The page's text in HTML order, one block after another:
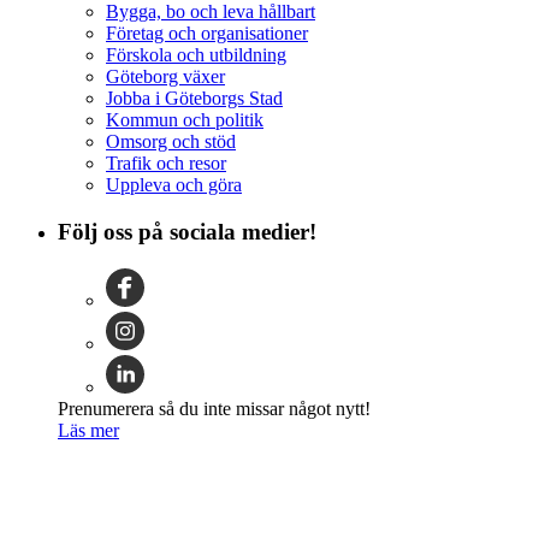
Bygga, bo och leva hållbart
Företag och organisationer
Förskola och utbildning
Göteborg växer
Jobba i Göteborgs Stad
Kommun och politik
Omsorg och stöd
Trafik och resor
Uppleva och göra
Följ oss på sociala medier!
Prenumerera så du inte missar något nytt!
Läs mer